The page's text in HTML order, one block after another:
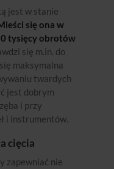
jest w stanie
się ona w
tysięcy obrotów
się m.in. do
maksymalna
twardych
jest dobrym
i przy
i instrumentów.
cięcia
zapewniać nie